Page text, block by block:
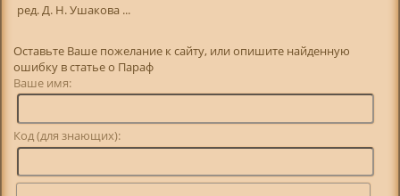
ред. Д. Н. Ушакова ...
Оставьте Ваше пожелание к сайту, или опишите найденную
ошибку в статье о Параф
Ваше имя:
Код (для знающих):